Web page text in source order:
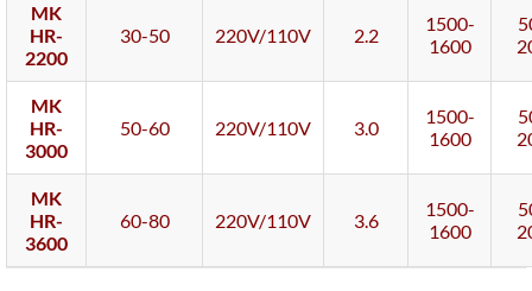
MK
HR-
2200
30-50 220V/110V 2.2
1500-
1600
MK
HR-
3000
50-60 220V/110V 3.0
1500-
1600
MK
HR-
3600
60-80 220V/110V 3.6
1500-
1600